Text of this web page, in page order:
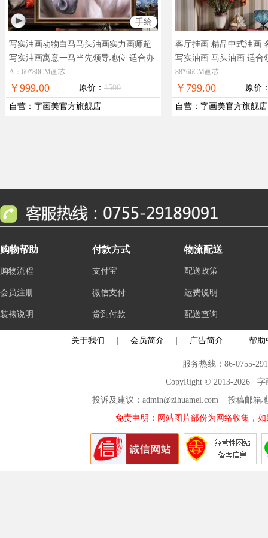
手绘
写实油画动物白马马头油画实力画师超
写实油画寓意一马当先领导地位 适合办
公室精品动物油画
A：60*80CM画芯
￥999.00 原价： 1500
自营 ： 字画美官方旗舰店
客厅挂画 精品中式油画
写实油画 马头油画 适合
角花框 精品手绘油画 办
支付 全国包邮
88*66CM画芯
￥799.00 原价
自营 ： 字画美官方旗舰店
购物帮助
购物流程
会员注册
装裱说明
付款方式
支付宝
微信支付
货到付款
物流配送
配送政策
运费说明
配送查询
关于我们 会员简介 广告简介 帮助
服务热线：86-0755-
CopyRight © 2013-2026 字
投诉及建议：admin@zihuamei.com 投稿邮
免责申明：网站图片部份为网络收集，